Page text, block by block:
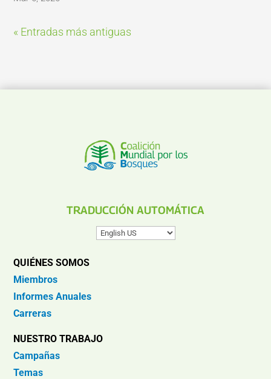
« Entradas más antiguas
TRADUCCIÓN AUTOMÁTICA
QUIÉNES SOMOS
Miembros
Informes Anuales
Carreras
NUESTRO TRABAJO
Campañas
Temas